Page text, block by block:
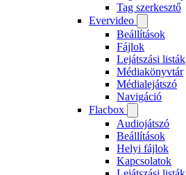
Tag szerkesztő
Evervideo
Beállítások
Fájlok
Lejátszási listák
Médiakönyvtár
Médialejátszó
Navigáció
Flacbox
Audiojátszó
Beállítások
Helyi fájlok
Kapcsolatok